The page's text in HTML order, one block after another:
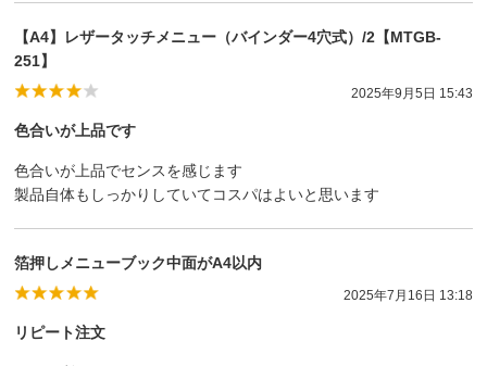
【A4】レザータッチメニュー（バインダー4穴式）/2【MTGB-
251】
2025年9月5日 15:43
色合いが上品です
色合いが上品でセンスを感じます
製品自体もしっかりしていてコスパはよいと思います
箔押しメニューブック中面がA4以内
2025年7月16日 13:18
リピート注文